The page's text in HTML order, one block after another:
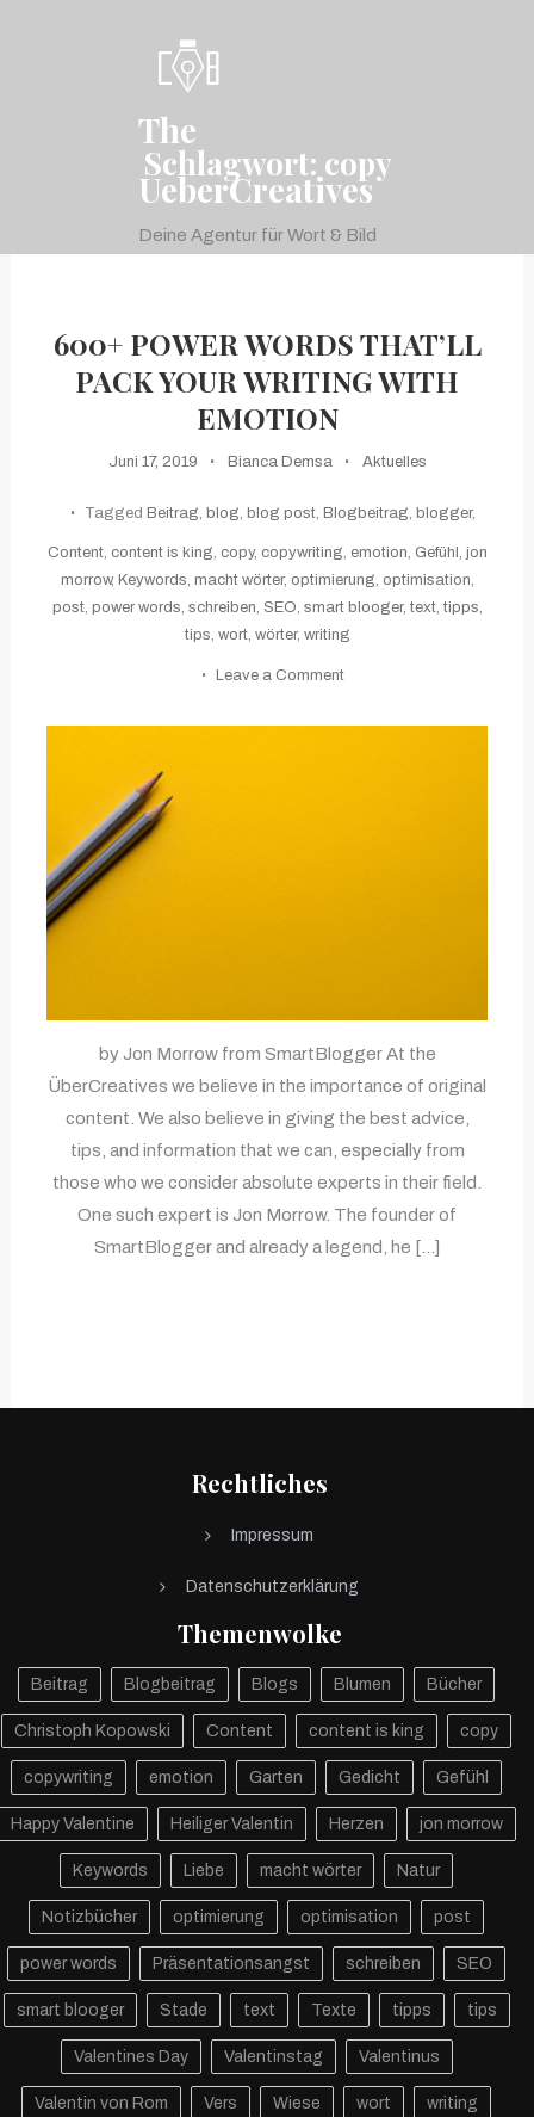
The
UeberCreatives
Deine Agentur für Wort & Bild
Schlagwort: copy
600+ POWER WORDS THAT’LL
PACK YOUR WRITING WITH
EMOTION
Juni 17, 2019 Bianca Demsa Aktuelles
Tagged Beitrag, blog, blog post, Blogbeitrag, blogger,
Content, content is king, copy, copywriting, emotion, Gefühl , jon
morrow, Keywords, macht wörter, optimierung, optimisation,
post, power words, schreiben, SEO, smart blooger, text, tipps,
tips, wort, wörter, writing
Leave a Comment
by Jon Morrow from SmartBlogger At the
ÜberCreatives we believe in the importance of original
content. We also believe in giving the best advice,
tips, and information that we can, especially from
those who we consider absolute experts in their field.
One such expert is Jon Morrow. The founder of
SmartBlogger and already a legend, he […]
Rechtliches
Impressum
Datenschutzerklärung
Themenwolke
Beitrag Blogbeitrag Blogs Blumen Bücher
Christoph Kopowski Content content is king copy
copywriting emotion Garten Gedicht Gefühl
Happy Valentine Heiliger Valentin Herzen jon morrow
Keywords Liebe macht wörter Natur
Notizbücher optimierung optimisation post
power words Präsentationsangst schreiben SEO
smart blooger Stade text Texte tipps tips
Valentines Day Valentinstag Valentinus
Valentin von Rom Vers Wiese wort writing